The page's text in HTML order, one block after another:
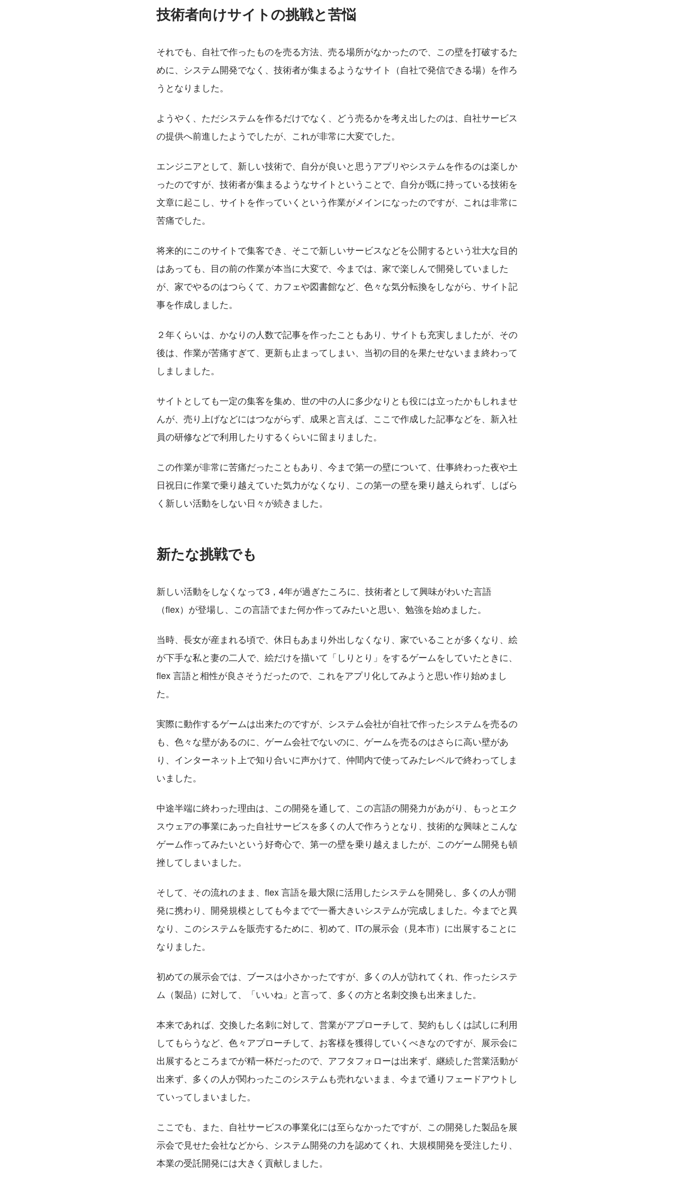
技術者向けサイトの挑戦と苦悩
それでも、自社で作ったものを売る方法、売る場所がなかったので、この壁を打破するた
めに、システム開発でなく、技術者が集まるようなサイト（自社で発信できる場）を作ろ
うとなりました。
ようやく、ただシステムを作るだけでなく、どう売るかを考え出したのは、自社サービス
の提供へ前進したようでしたが、これが非常に大変でした。
エンジニアとして、新しい技術で、自分が良いと思うアプリやシステムを作るのは楽しか
ったのですが、技術者が集まるようなサイトということで、自分が既に持っている技術を
文章に起こし、サイトを作っていくという作業がメインになったのですが、これは非常に
苦痛でした。
将来的にこのサイトで集客でき、そこで新しいサービスなどを公開するという壮大な目的
はあっても、目の前の作業が本当に大変で、今までは、家で楽しんで開発していました
が、家でやるのはつらくて、カフェや図書館など、色々な気分転換をしながら、サイト記
事を作成しました。
２年くらいは、かなりの人数で記事を作ったこともあり、サイトも充実しましたが、その
後は、作業が苦痛すぎて、更新も止まってしまい、当初の目的を果たせないまま終わって
しましました。
サイトとしても一定の集客を集め、世の中の人に多少なりとも役には立ったかもしれませ
んが、売り上げなどにはつながらず、成果と言えば、ここで作成した記事などを、新入社
員の研修などで利用したりするくらいに留まりました。
この作業が非常に苦痛だったこともあり、今まで第一の壁について、仕事終わった夜や土
日祝日に作業で乗り越えていた気力がなくなり、この第一の壁を乗り越えられず、しばら
く新しい活動をしない日々が続きました。
新たな挑戦でも
新しい活動をしなくなって3，4年が過ぎたころに、技術者として興味がわいた言語
（flex）が登場し、この言語でまた何か作ってみたいと思い、勉強を始めました。
当時、長女が産まれる頃で、休日もあまり外出しなくなり、家でいることが多くなり、絵
が下手な私と妻の二人で、絵だけを描いて「しりとり」をするゲームをしていたときに、
flex 言語と相性が良さそうだったので、これをアプリ化してみようと思い作り始めまし
た。
実際に動作するゲームは出来たのですが、システム会社が自社で作ったシステムを売るの
も、色々な壁があるのに、ゲーム会社でないのに、ゲームを売るのはさらに高い壁があ
り、インターネット上で知り合いに声かけて、仲間内で使ってみたレベルで終わってしま
いました。
中途半端に終わった理由は、この開発を通して、この言語の開発力があがり、もっとエク
スウェアの事業にあった自社サービスを多くの人で作ろうとなり、技術的な興味とこんな
ゲーム作ってみたいという好奇心で、第一の壁を乗り越えましたが、このゲーム開発も頓
挫してしまいました。
そして、その流れのまま、flex 言語を最大限に活用したシステムを開発し、多くの人が開
発に携わり、開発規模としても今までで一番大きいシステムが完成しました。今までと異
なり、このシステムを販売するために、初めて、ITの展示会（見本市）に出展することに
なりました。
初めての展示会では、ブースは小さかったですが、多くの人が訪れてくれ、作ったシステ
ム（製品）に対して、「いいね」と言って、多くの方と名刺交換も出来ました。
本来であれば、交換した名刺に対して、営業がアプローチして、契約もしくは試しに利用
してもらうなど、色々アプローチして、お客様を獲得していくべきなのですが、展示会に
出展するところまでが精一杯だったので、アフタフォローは出来ず、継続した営業活動が
出来ず、多くの人が関わったこのシステムも売れないまま、今まで通りフェードアウトし
ていってしまいました。
ここでも、また、自社サービスの事業化には至らなかったですが、この開発した製品を展
示会で見せた会社などから、システム開発の力を認めてくれ、大規模開発を受注したり、
本業の受託開発には大きく貢献しました。